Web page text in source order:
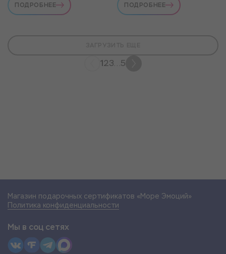
ПОДРОБНЕЕ ПОДРОБНЕЕ
123...5
Магазин подарочных сертификатов «Море Эмоций»
Политика конфиденциальности
Мы в соц сетях